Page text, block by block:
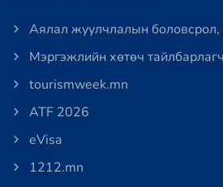
Аялал жуулчлалын боловсрол,
Мэргэжлийн хөтөч
tourismweek.mn
ATF 2026
eVisa
1212.mn